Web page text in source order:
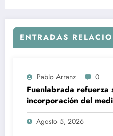
ENTRADAS
Pablo Arranz 0
Fuenlabrada refuerza
incorporación del
Expósito
Agosto 5, 2026